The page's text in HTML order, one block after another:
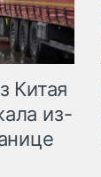
Китая
из-